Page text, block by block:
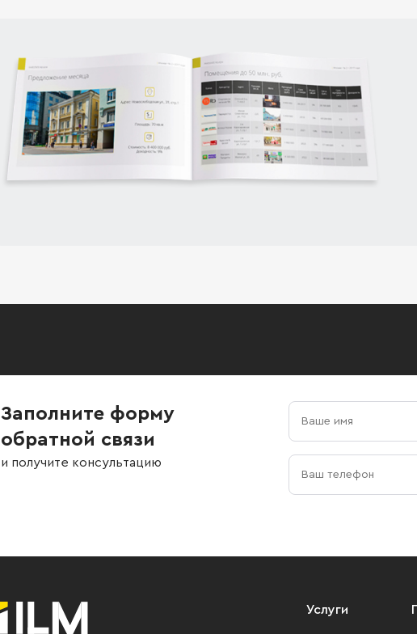
Заполните форму
обратной связи
и получите консультацию
Услуги